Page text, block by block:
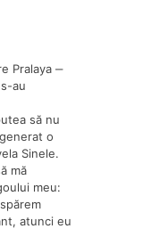
Pralaya ‒
au
să nu
o
Sinele.
mă
meu:
atunci eu